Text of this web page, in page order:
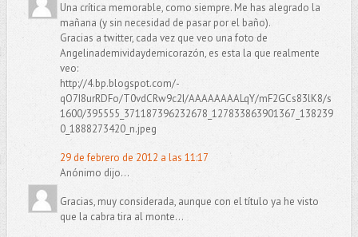
Una crítica memorable, como siempre. Me has alegrado la
mañana (y sin necesidad de pasar por el baño).
Gracias a twitter, cada vez que veo una foto de
Angelinademividaydemicorazón, es esta la que realmente
veo:
http://4.bp.blogspot.com/-
qO7I8urRDFo/T0vdCRw9c2I/AAAAAAAALqY/mF2GCs83lK8/s
1600/395555_371187396232678_127833863901367_138239
0_1888273420_n.jpeg
29 de febrero de 2012 a las 11:17
Anónimo dijo...
Gracias, muy considerada, aunque con el título ya he visto
que la cabra tira al monte...